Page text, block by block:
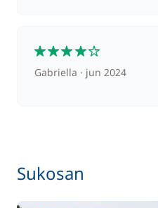
Gabriella jun 2024
Sukosan